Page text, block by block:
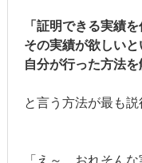
「証明できる実績を
その実績が欲しい
自分が行った方法を
と言う方法が最も説